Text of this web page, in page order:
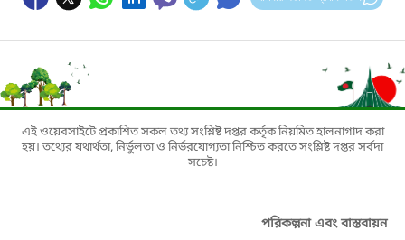
এই ওয়েবসাইটে প্রকাশিত সকল তথ্য সংশ্লিষ্ট দপ্তর কর্তৃক নিয়মিত হালনাগাদ করা
হয়। তথ্যের যথার্থতা, নির্ভুলতা ও নির্ভরযোগ্যতা নিশ্চিত করতে সংশ্লিষ্ট দপ্তর সর্বদা
সচেষ্ট।
পরিকল্পনা এবং বাস্তবায়ন